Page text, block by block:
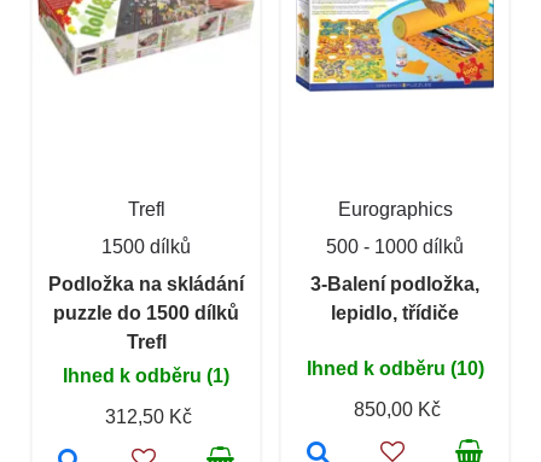
Trefl
1500 dílků
Podložka na skládání
puzzle do 1500 dílků
Trefl
Ihned k odběru (1)
312,50 Kč
Eurographics
500 - 1000 dílků
3-Balení podložka,
lepidlo, třídiče
Ihned k odběru (10)
850,00 Kč